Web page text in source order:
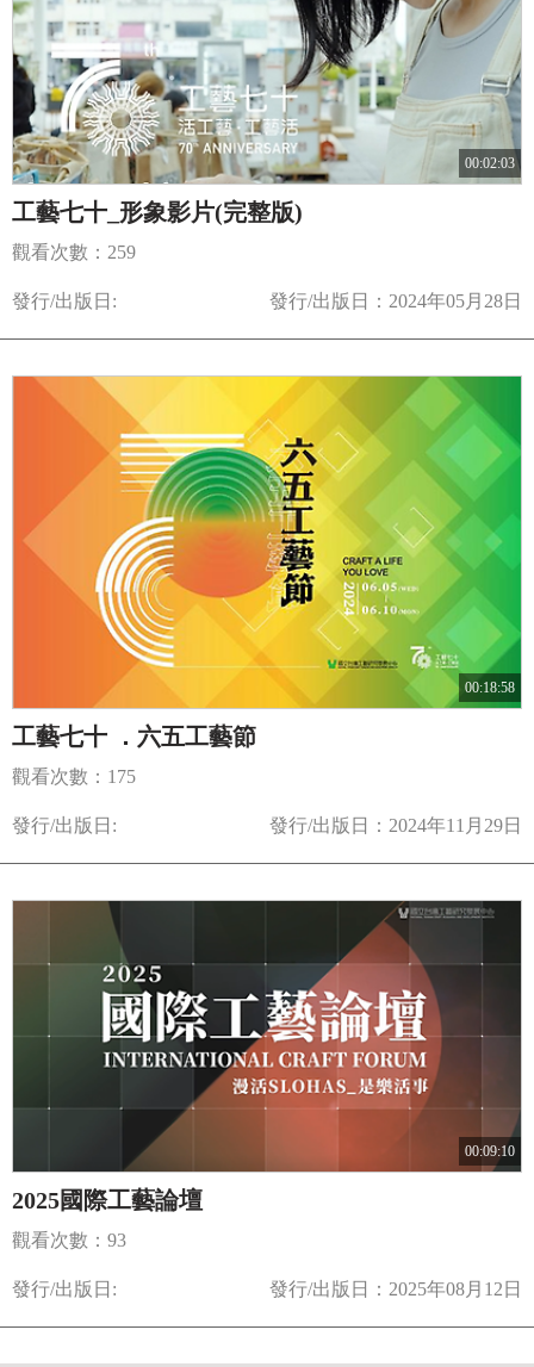
00:02:03
工藝七十_形象影片(完整版)
觀看次數：259
發行/出版日: 發行/出版日：2024年05月28日
00:18:58
工藝七十 ．六五工藝節
觀看次數：175
發行/出版日: 發行/出版日：2024年11月29日
00:09:10
2025國際工藝論壇
觀看次數：93
發行/出版日: 發行/出版日：2025年08月12日